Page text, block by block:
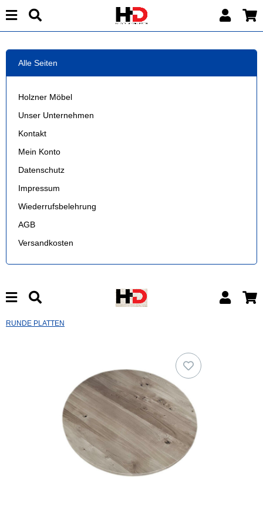
Alle Seiten
Holzner Möbel
Unser Unternehmen
Kontakt
Mein Konto
Datenschutz
Impressum
Wiederrufsbelehrung
AGB
Versandkosten
RUNDE PLATTEN